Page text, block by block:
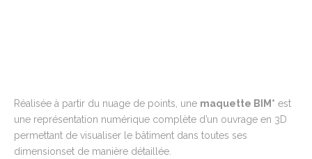
Réalisée à partir du nuage de points, une maquette BIM * est
une représentation numérique complète d’un ouvrage en 3D
permettant de visualiser le bâtiment dans toutes ses
dimensionset de manière détaillée.